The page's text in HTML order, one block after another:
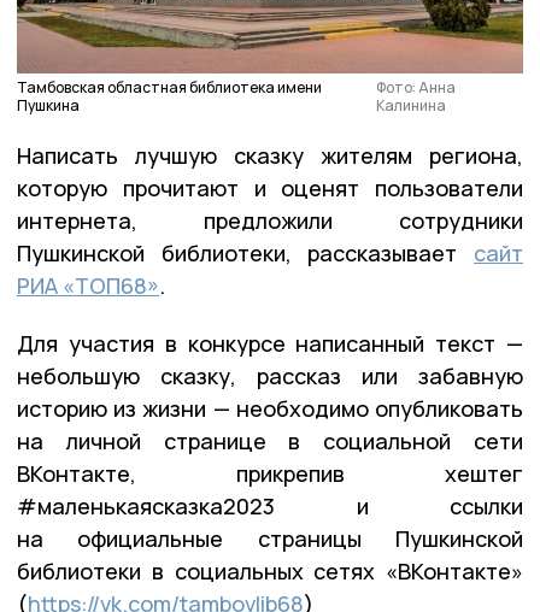
Тамбовская областная библиотека имени
Пушкина
Фото: Анна
Калинина
Написать лучшую сказку жителям региона,
которую прочитают и оценят пользователи
интернета, предложили сотрудники
Пушкинской библиотеки, рассказывает сайт
РИА «ТОП68».
Для участия в конкурсе написанный текст —
небольшую сказку, рассказ или забавную
историю из жизни — необходимо опубликовать
на личной странице в социальной сети
ВКонтакте, прикрепив хештег
#маленькаясказка2023 и ссылки
на официальные страницы Пушкинской
библиотеки в социальных сетях «ВКонтакте»
(https://vk.com/tambovlib68)